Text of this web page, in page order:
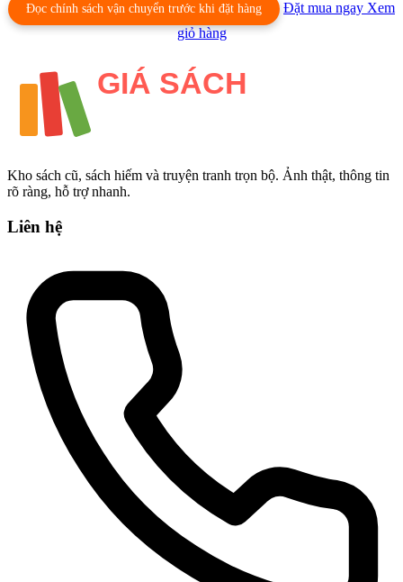
Đọc chính sách vận chuyển trước khi đặt hàng Đặt mua ngay Xem
giỏ hàng
Kho sách cũ, sách hiếm và truyện tranh trọn bộ. Ảnh thật, thông tin
rõ ràng, hỗ trợ nhanh.
Liên hệ